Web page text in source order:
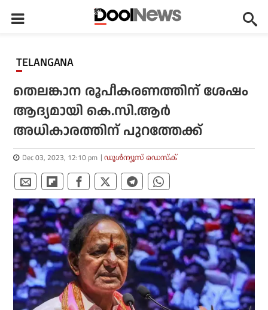
TELANGANA
തെലങ്കാന രൂപീകരണത്തിന് ശേഷം
ആദ്യമായി കെ.സി.ആര്‍
അധികാരത്തിന് പുറത്തേക്ക്
Dec 03, 2023, 12:10 pm ഡൂള്‍ന്യൂസ് ഡെസ്‌ക്